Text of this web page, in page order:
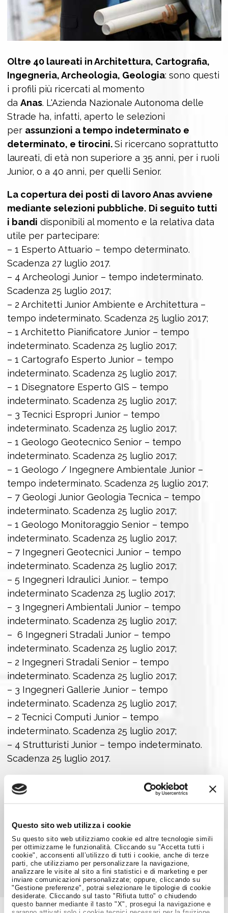
Questo sito web utilizza i cookie
Su questo sito web utilizziamo cookie ed altre tecnologie simili
per ottimizzarne le funzionalità. Cliccando su "Accetta tutti i
cookie", acconsenti all’utilizzo di tutti i cookie, anche di terze
parti, che utilizziamo per personalizzare la navigazione,
analizzare le visite al sito a fini statistici e di marketing e per
inviare comunicazioni personalizzate; oppure, cliccando su
"Gestione preferenze", potrai selezionare le tipologie di cookie
desiderate. Cliccando sul tasto "Rifiuta tutto" o chiudendo
questo banner mediante il tasto "X", prosegui la navigazione e
Oltre 40 laureati in Architettura, Cartografia,
Ingegneria, Archeologia, Geologia: sono questi
i profili più ricercati al momento
da Anas. L'Azienda Nazionale Autonoma delle
Strade ha, infatti, aperto le selezioni
per assunzioni a tempo indeterminato e
determinato, e tirocini.Si ricercano soprattutto
laureati, di età non superiore a 35 anni, per i ruoli
Junior, o a 40 anni, per quelli Senior.
La copertura dei posti di lavoro Anas avviene
mediante selezioni pubbliche. Di seguito tutti
i bandi disponibili al momento e la relativa data
utile per partecipare:
– 1 Esperto Attuario – tempo determinato.
Scadenza 27 luglio 2017.
– 4 Archeologi Junior – tempo indeterminato.
Scadenza 25 luglio 2017;
– 2 Architetti Junior Ambiente e Architettura –
tempo indeterminato. Scadenza 25 luglio 2017;
– 1 Architetto Pianificatore Junior – tempo
indeterminato. Scadenza 25 luglio 2017;
– 1 Cartografo Esperto Junior – tempo
indeterminato. Scadenza 25 luglio 2017;
– 1 Disegnatore Esperto GIS – tempo
indeterminato. Scadenza 25 luglio 2017;
– 3 Tecnici Espropri Junior – tempo
indeterminato. Scadenza 25 luglio 2017;
– 1 Geologo Geotecnico Senior – tempo
indeterminato. Scadenza 25 luglio 2017;
– 1 Geologo / Ingegnere Ambientale Junior –
tempo indeterminato. Scadenza 25 luglio 2017;
– 7 Geologi Junior Geologia Tecnica – tempo
indeterminato. Scadenza 25 luglio 2017;
– 1 Geologo Monitoraggio Senior – tempo
indeterminato. Scadenza 25 luglio 2017;
– 7 Ingegneri Geotecnici Junior – tempo
indeterminato. Scadenza 25 luglio 2017;
– 5 Ingegneri Idraulici Junior. – tempo
indeterminato Scadenza 25 luglio 2017;
– 3 Ingegneri Ambientali Junior – tempo
indeterminato. Scadenza 25 luglio 2017;
– 6 Ingegneri Stradali Junior – tempo
indeterminato. Scadenza 25 luglio 2017;
– 2 Ingegneri Stradali Senior – tempo
indeterminato. Scadenza 25 luglio 2017;
– 3 Ingegneri Gallerie Junior – tempo
indeterminato. Scadenza 25 luglio 2017;
– 2 Tecnici Computi Junior – tempo
indeterminato. Scadenza 25 luglio 2017;
– 4 Strutturisti Junior – tempo indeterminato.
Scadenza 25 luglio 2017.
Per maggiori informazioni sulle competenze
richieste e per paretcipare subito ai concorsi,
Condividi su: